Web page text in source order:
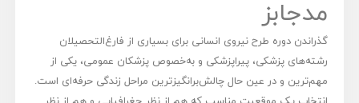
مدجابز
گذراندن دوره طرح نیروی انسانی برای بسیاری از فارغ‌التحصیلان
رشته‌های پزشکی، پیراپزشکی و به‌خصوص پزشکان عمومی، یکی از
مهم‌ترین و در عین حال چالش‌برانگیزترین مراحل زندگی حرفه‌ای است.